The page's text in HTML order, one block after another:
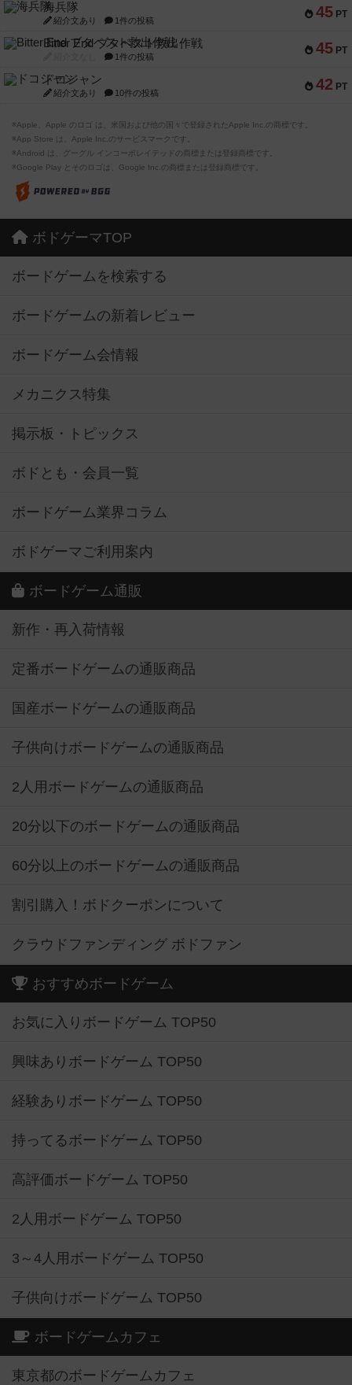
45 PT
海兵隊
紹介文あり 1件の投稿
45 PT
Bitter End ブタペスト救出作戦
1件の投稿
42 PT
ドコジャン
紹介文あり 10件の投稿
※Apple、Apple のロゴ は、米国および他の国々で登録されたApple Inc.の商標です。
※App Store は、Apple Inc.のサービスマークです。
※Android は、グーグル インコーポレイテッドの商標または登録商標です。
※Google Play とそのロゴは、Google Inc.の商標または登録商標です。
ボドゲーマTOP
ボードゲームを検索する
ボードゲームの新着レビュー
ボードゲーム会情報
メカニクス特集
掲示板・トピックス
ボドとも・会員一覧
ボードゲーム業界コラム
ボドゲーマご利用案内
ボードゲーム通販
新作・再入荷情報
定番ボードゲームの通販商品
国産ボードゲームの通販商品
子供向けボードゲームの通販商品
2人用ボードゲームの通販商品
20分以下のボードゲームの通販商品
60分以上のボードゲームの通販商品
割引購入！ボドクーポンについて
クラウドファンディング ボドファン
おすすめボードゲーム
お気に入りボードゲーム TOP50
興味ありボードゲーム TOP50
経験ありボードゲーム TOP50
持ってるボードゲーム TOP50
高評価ボードゲーム TOP50
2人用ボードゲーム TOP50
3～4人用ボードゲーム TOP50
子供向けボードゲーム TOP50
ボードゲームカフェ
東京都のボードゲームカフェ